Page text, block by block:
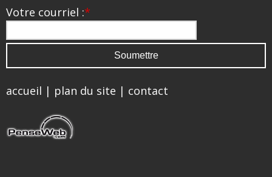
Votre courriel :*
accueil | plan du site | contact